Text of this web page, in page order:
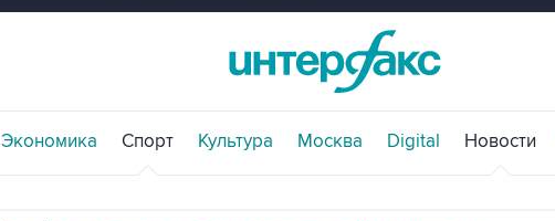
Экономика Спорт Культура Москва Digital Новости